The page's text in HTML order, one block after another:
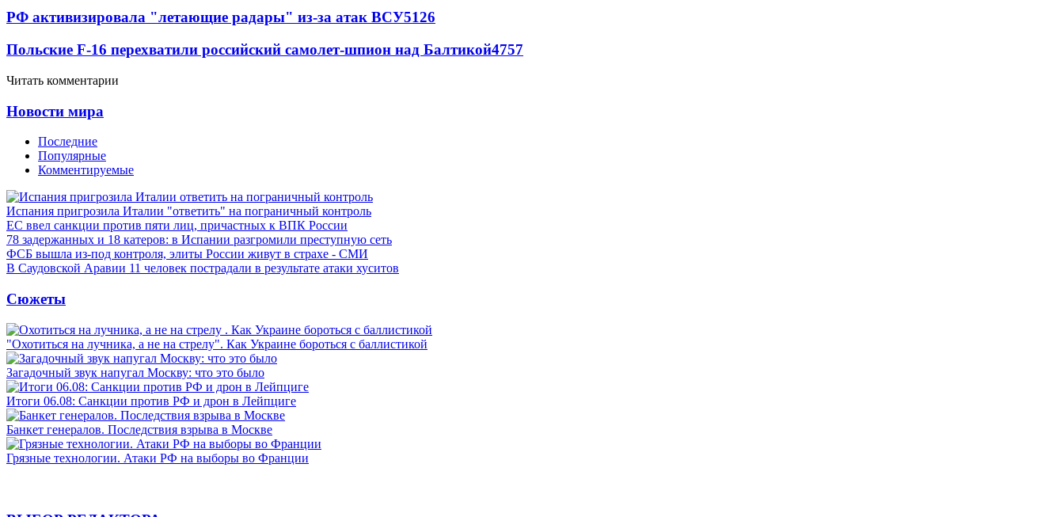
РФ активизировала "летающие радары" из-за атак ВСУ5126
Польские F-16 перехватили российский самолет-шпион над Балтикой4757
Читать комментарии
Новости мира
Последние
Популярные
Комментируемые
Испания пригрозила Италии "ответить" на пограничный контроль
ЕС ввел санкции против пяти лиц, причастных к ВПК России
78 задержанных и 18 катеров: в Испании разгромили преступную сеть
ФСБ вышла из-под контроля, элиты России живут в страхе - СМИ
В Саудовской Аравии 11 человек пострадали в результате атаки хуситов
Сюжеты
"Охотиться на лучника, а не на стрелу". Как Украине бороться с баллистикой
Загадочный звук напугал Москву: что это было
Итоги 06.08: Санкции против РФ и дрон в Лейпциге
Банкет генералов. Последствия взрыва в Москве
Грязные технологии. Атаки РФ на выборы во Франции